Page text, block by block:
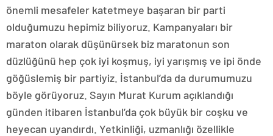
önemli mesafeler katetmeye başaran bir parti
olduğumuzu hepimiz biliyoruz. Kampanyaları bir
maraton olarak düşünürsek biz maratonun son
düzlüğünü hep çok iyi koşmuş, iyi yarışmış ve ipi önde
göğüslemiş bir partiyiz. İstanbul’da da durumumuzu
böyle görüyoruz. Sayın Murat Kurum açıklandığı
günden itibaren İstanbul’da çok büyük bir coşku ve
heyecan uyandırdı. Yetkinliği, uzmanlığı özellikle